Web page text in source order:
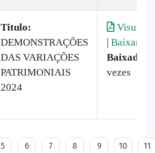
Titulo:
DEMONSTRAÇÕES
DAS VARIAÇÕES
PATRIMONIAIS
2024
| Baixar
Baixado:
vezes
5 6 7 8 9 10 11